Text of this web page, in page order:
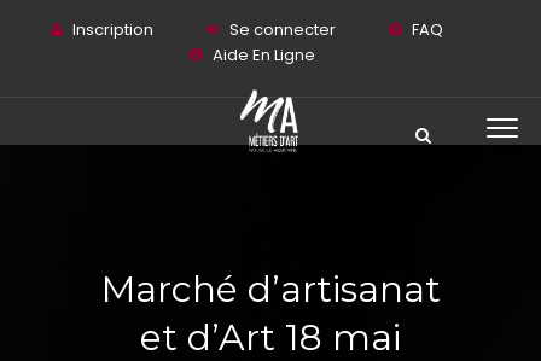
Inscription Se connecter
FAQ
Aide En Ligne
Marché d’artisanat
et d’Art 18 mai